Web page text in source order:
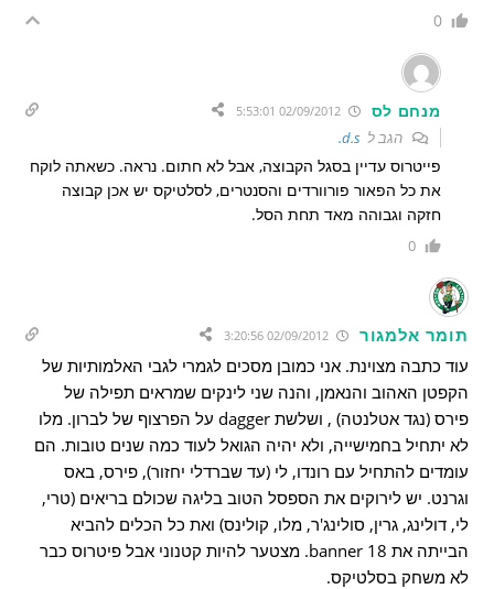
0
מנחם לס 02/09/2012 5:53:01
הגב לd.s.
פייטרוס עדיין בסגל הקבוצה, אבל לא חתום. נראה. כשאתה לוקח
את כל הפאור פורוורדים והסנטרים, לסלטיקס יש אכן קבוצה
חזקה וגבוהה מאד תחת הסל.
0
תומר אלמגור 02/09/2012 3:20:56
עוד כתבה מצוינת. אני כמובן מסכים לגמרי לגבי האלמותיות של
הקפטן האהוב והנאמן, והנה שני לינקים שמראים תפילה של
פירס (נגד אטלנטה) , ושלשת dagger על הפרצוף של לברון. מלו
לא יתחיל בחמישייה, ולא יהיה הגואל לעוד כמה שנים טובות. הם
עומדים להתחיל עם רונדו, לי (עד שברדלי יחזור), פירס, באס
וגרנט. יש לירוקים את הספסל הטוב בליגה שכולם בריאים (טרי,
לי, דולינג, גרין, סולינג'ר, מלו, קולינס) ואת כל הכלים להביא
הבייתה את banner 18. מצטער להיות קטנוני אבל פיטרוס כבר
לא משחק בסלטיקס.